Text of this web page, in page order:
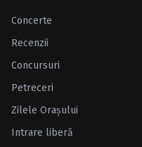
Concerte
Recenzii
Concursuri
Petreceri
Zilele Oraşului
Intrare liberă